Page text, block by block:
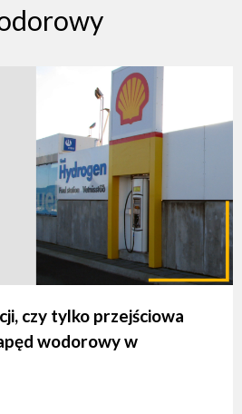
czy tylko przejściowa
wodorowy w